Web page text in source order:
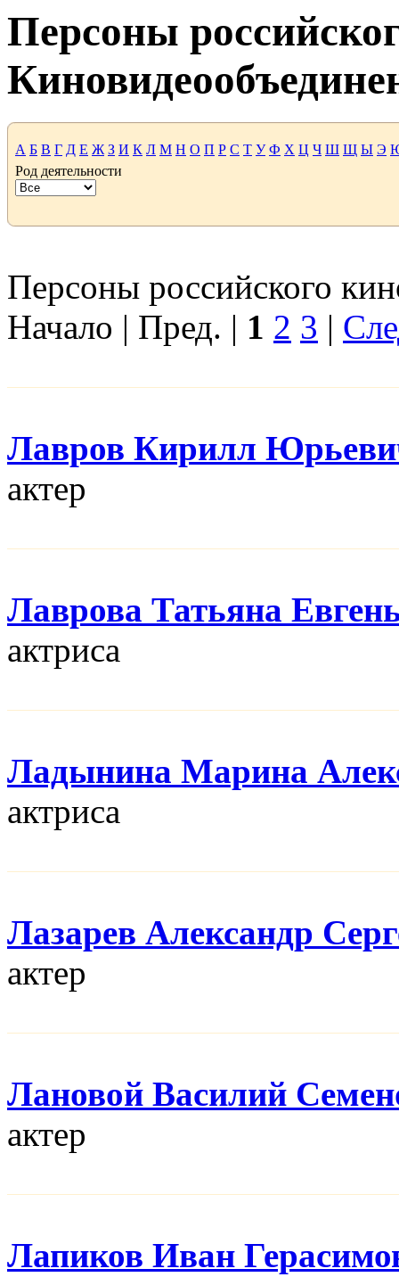
Персоны
А Б В Г Д Е Ж З И К Л М Н О П Р С Т У Ф Х Ц Ч Ш Щ Ы Э
Род деятельности
Персоны российского
Начало | Пред. | 1 2 3 |
Лавров Кирилл
актер
Лаврова Татьяна
актриса
Ладынина Марина
актриса
Лазарев Александр
актер
Лановой Василий
актер
Лапиков Иван